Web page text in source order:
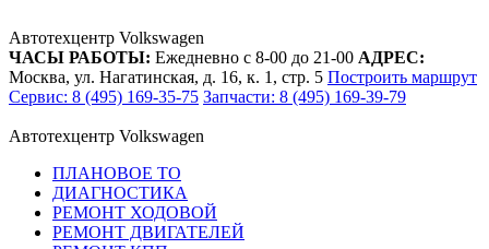
Автотехцентр Volkswagen
ЧАСЫ РАБОТЫ: Ежедневно с 8-00 до 21-00 АДРЕС:
Москва, ул. Нагатинская, д. 16, к. 1, стр. 5 Построить маршрут
Сервис: 8 (495) 169-35-75 Запчасти: 8 (495) 169-39-79
Автотехцентр Volkswagen
ПЛАНОВОЕ ТО
ДИАГНОСТИКА
РЕМОНТ ХОДОВОЙ
РЕМОНТ ДВИГАТЕЛЕЙ